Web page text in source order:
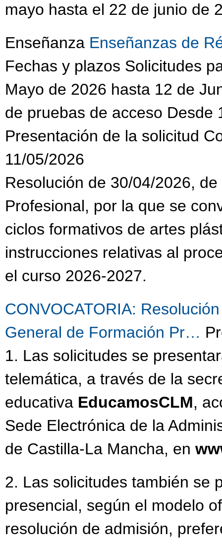
mayo hasta el 22 de junio de
Enseñanza Enseñanzas de
Fechas y plazos Solicitudes
Mayo de 2026 hasta 12 de
de pruebas de acceso Desde
Presentación de la solicitud
11/05/2026
Resolución de 30/04/2026,
Profesional, por la que se
ciclos formativos de artes
instrucciones relativas al
el curso 2026-2027.
CONVOCATORIA:
General de Formación Pr…
1. Las solicitudes se
telemática, a través de la
educativa EducamosCLM,
Sede Electrónica de la
de Castilla-La Mancha, en
2. Las solicitudes también se
presencial, según el modelo
resolución de admisión,